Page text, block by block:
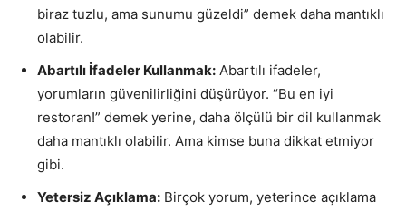
biraz tuzlu, ama sunumu güzeldi” demek daha mantıklı
olabilir.
Abartılı İfadeler Kullanmak: Abartılı ifadeler,
yorumların güvenilirliğini düşürüyor. “Bu en iyi
restoran!” demek yerine, daha ölçülü bir dil kullanmak
daha mantıklı olabilir. Ama kimse buna dikkat etmiyor
gibi.
Yetersiz Açıklama: Birçok yorum, yeterince açıklama